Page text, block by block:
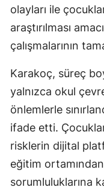
olayları ile
araştırılması
çalışmalarının
Karakoç, süreç
yalnızca okul
önlemlerle
ifade etti.
risklerin dijital
eğitim
sorumluluklarına